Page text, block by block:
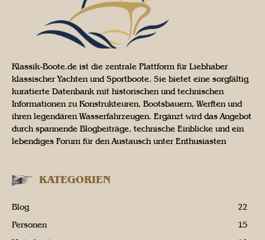
Klassik-Boote.de ist die zentrale Plattform für Liebhaber
klassischer Yachten und Sportboote. Sie bietet eine sorgfältig
kuratierte Datenbank mit historischen und technischen
Informationen zu Konstrukteuren, Bootsbauern, Werften und
ihren legendären Wasserfahrzeugen. Ergänzt wird das Angebot
durch spannende Blogbeiträge, technische Einblicke und ein
lebendiges Forum für den Austausch unter Enthusiasten
KATEGORIEN
Blog
22
Personen
15